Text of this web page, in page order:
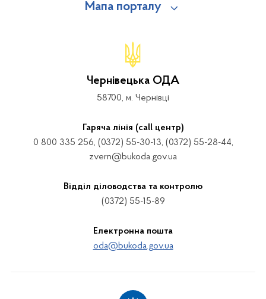
Мапа порталу
Чернівецька ОДА
58700, м. Чернівці
Гаряча лінія (call центр)
0 800 335 256, (0372) 55-30-13, (0372) 55-28-44,
zvern@bukoda.gov.ua
Відділ діловодства та контролю
(0372) 55-15-89
Електронна пошта
oda@bukoda.gov.ua